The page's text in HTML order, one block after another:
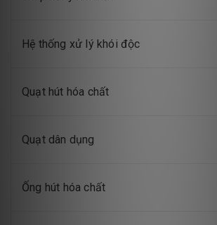
Hệ thống xử lý khói độc
Quạt hút hóa chất
Quạt dân dụng
Ống hút hóa chất